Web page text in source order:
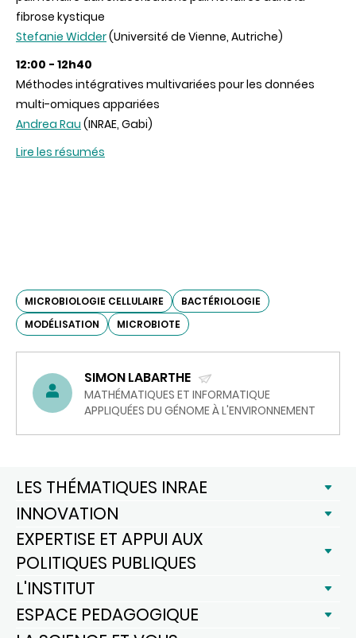
fibrose kystique
Stefanie Widder(Université de Vienne, Autriche)
12:00 - 12h40
Méthodes intégratives multivariées pour les données
multi-omiques appariées
Andrea Rau (INRAE, Gabi)
Lire les résumés
MICROBIOLOGIE CELLULAIRE
BACTÉRIOLOGIE
MODÉLISATION
MICROBIOTE
SIMON LABARTHE
(ENVOYER
UN
COURRIEL)
MATHÉMATIQUES ET INFORMATIQUE
APPLIQUÉES DU GÉNOME À L'ENVIRONNEMENT
LES THÉMATIQUES INRAE
INNOVATION
EXPERTISE ET APPUI AUX
POLITIQUES PUBLIQUES
L'INSTITUT
ESPACE PEDAGOGIQUE